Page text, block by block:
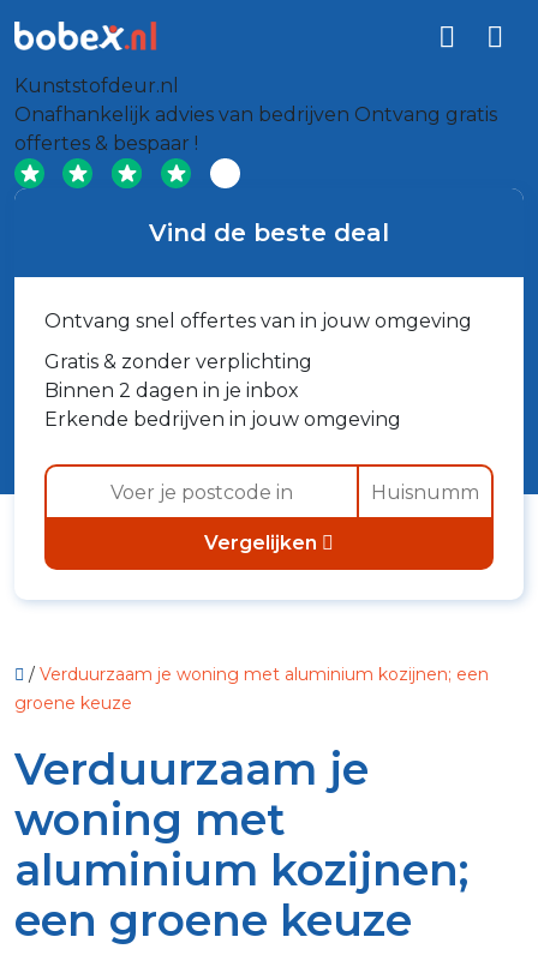
Kunststofdeur.nl
Onafhankelijk advies van bedrijven Ontvang gratis
offertes & bespaar !
Vind de beste deal
Ontvang snel offertes van in jouw omgeving
Gratis & zonder verplichting
Binnen 2 dagen in je inbox
Erkende bedrijven in jouw omgeving
Vergelijken
/ Verduurzaam je woning met aluminium kozijnen; een
groene keuze
Verduurzaam je
woning met
aluminium kozijnen;
een groene keuze